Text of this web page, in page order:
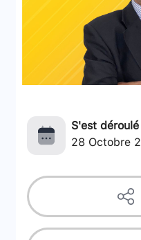
S'est
28 Octobre